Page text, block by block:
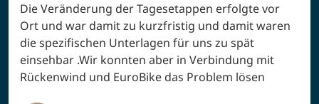
Die Veränderung der Tagesetappen erfolgte vor
Ort und war damit zu kurzfristig und damit waren
die spezifischen Unterlagen für uns zu spät
einsehbar .Wir konnten aber in Verbindung mit
Rückenwind und EuroBike das Problem lösen